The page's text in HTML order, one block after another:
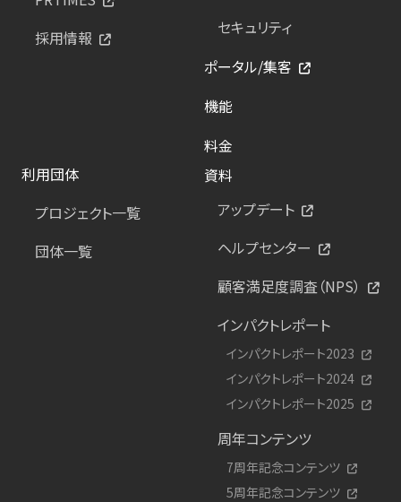
採用情報
セキュリティ
ポータル/集客
機能
料金
利用団体
プロジェクト一覧
団体一覧
資料
アップデート
ヘルプセンター
顧客満足度調査（NPS）
インパクトレポート
インパクトレポート2023
インパクトレポート2024
インパクトレポート2025
周年コンテンツ
7周年記念コンテンツ
5周年記念コンテンツ